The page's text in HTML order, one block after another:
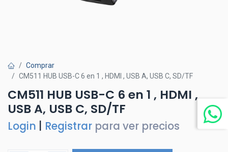
Comprar
CM511 HUB USB-C 6 en 1 , HDMI , USB A, USB C, SD/TF
CM511 HUB USB-C 6 en 1 , HDMI ,
USB A, USB C, SD/TF
Login Registrar para ver precios